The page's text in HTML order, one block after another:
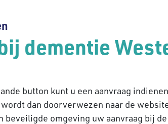
dementie
button kunt u een aanvraag
dan doorverwezen naar de
beveiligde omgeving uw aanvraag bij